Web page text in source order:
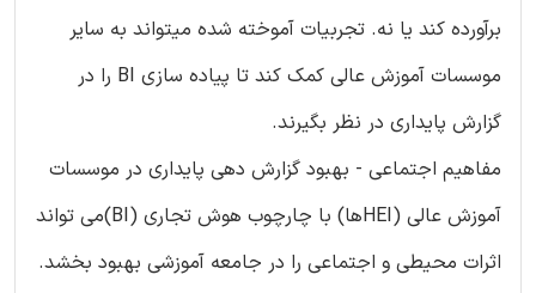
برآورده کند یا نه. تجربیات آموخته شده میتواند به سایر
موسسات آموزش عالی کمک کند تا پیاده سازی BI را در
گزارش پایداری در نظر بگیرند.
مفاهیم اجتماعی - بهبود گزارش دهی پایداری در موسسات
آموزش عالی (HEIها) با چارچوب هوش تجاری (BI)می تواند
اثرات محیطی و اجتماعی را در جامعه آموزشی بهبود بخشد.